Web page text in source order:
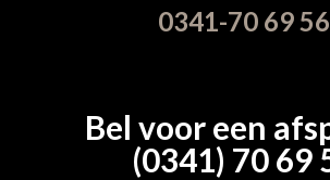
0341-70 69 56
Bel voor een
(0341) 70 69